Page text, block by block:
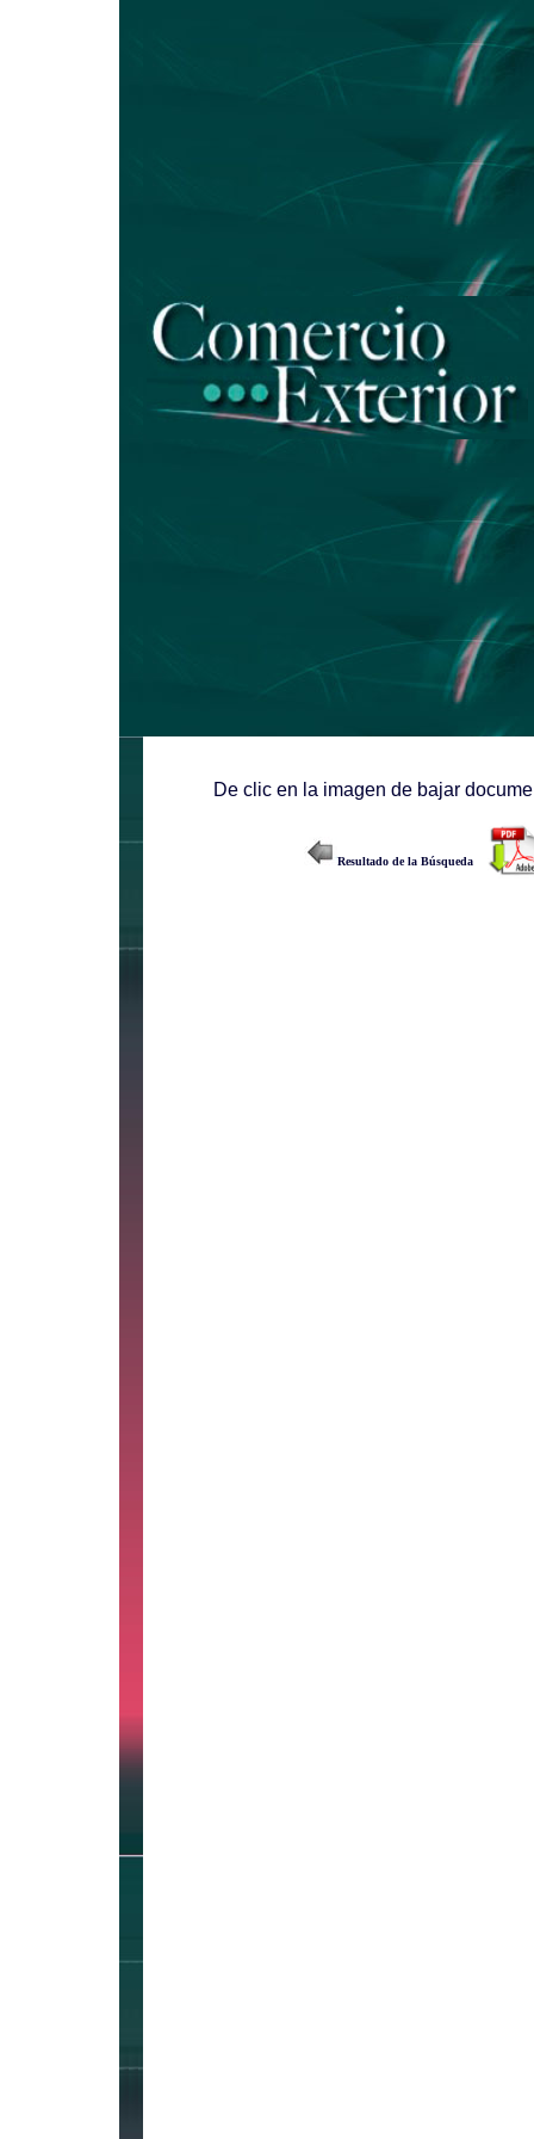
De clic en la imagen de bajar
Resultado de la Búsqueda